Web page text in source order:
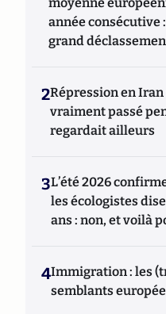
année consécutive
grand
2Répression en Iran
vraiment passé
regardait ailleurs
3L’été 2026
les écologistes
ans : non, et voilà
4Immigration : les
semblants